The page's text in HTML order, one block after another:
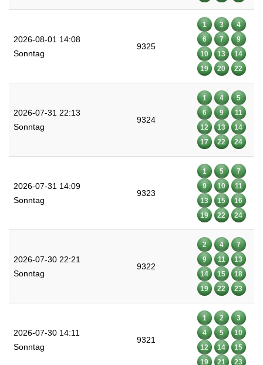
2026-08-01 14:08
Sonntag
9325
1 3
4
6
7
9
10
13
14
19
20 22
2026-07-31 22:13
Sonntag
9324
1 4
5
6
9
11
12
13
14
17
22 24
2026-07-31 14:09
Sonntag
9323
1 5
7
9
10
11
13
15
16
19
22 24
2026-07-30 22:21
Sonntag
9322
2 4
7
9
11
13
14
15
18
19
22 23
2026-07-30 14:11
Sonntag
9321
1 2
3
4
5
10
12
14
15
19
21 23